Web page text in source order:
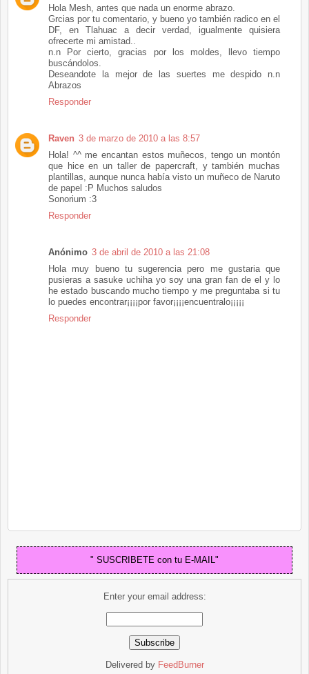
Hola Mesh, antes que nada un enorme abrazo.
Grcias por tu comentario, y bueno yo también radico en el
DF, en Tlahuac a decir verdad, igualmente quisiera
ofrecerte mi amistad..
n.n Por cierto, gracias por los moldes, llevo tiempo
buscándolos.
Deseandote la mejor de las suertes me despido n.n
Abrazos
Responder
Raven 3 de marzo de 2010 a las 8:57
Hola! ^^ me encantan estos muñecos, tengo un montón
que hice en un taller de papercraft, y también muchas
plantillas, aunque nunca había visto un muñeco de Naruto
de papel :P Muchos saludos
Sonorium :3
Responder
Anónimo 3 de abril de 2010 a las 21:08
Hola muy bueno tu sugerencia pero me gustaria que
pusieras a sasuke uchiha yo soy una gran fan de el y lo
he estado buscando mucho tiempo y me preguntaba si tu
lo puedes encontrar¡¡¡¡por favor¡¡¡¡encuentralo¡¡¡¡¡
Responder
" SUSCRIBETE con tu E-MAIL"
Enter your email address:
Delivered by FeedBurner